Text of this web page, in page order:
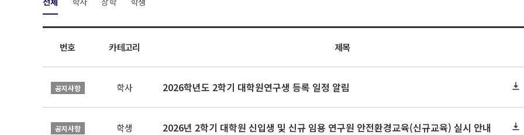
번호 카테고리 제목
공지사항 학사 2026학년도 2학기 대학원연구생 등록 일정 알림
공지사항 학생 2026년 2학기 대학원 신입생 및 신규 임용 연구원 안전환경교육(신규교육) 실시 안내